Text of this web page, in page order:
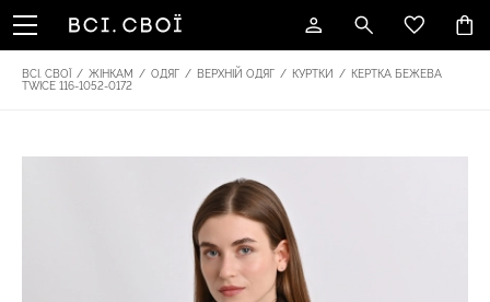
ВСІ. СВОЇ / ЖІНКАМ / ОДЯГ / ВЕРХНІЙ ОДЯГ / КУРТКИ / КEРТКА БЕЖЕВА
TWICE 116-1052-0172